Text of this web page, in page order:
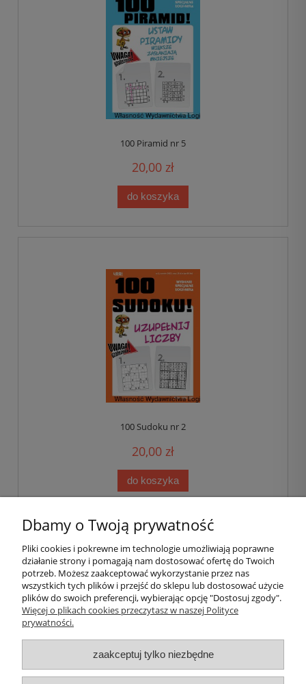
100 Piramid nr 5
20,00 zł
do koszyka
100 Sudoku nr 2
20,00 zł
do koszyka
« 1 2 »
Pomoc
Moje konto
Informacje
Dbamy o Twoją prywatność
Pliki cookies i pokrewne im technologie umożliwiają poprawne
działanie strony i pomagają nam dostosować ofertę do Twoich
potrzeb. Możesz zaakceptować wykorzystanie przez nas
wszystkich tych plików i przejść do sklepu lub dostosować użycie
plików do swoich preferencji, wybierając opcję "Dostosuj zgody".
Więcej o plikach cookies przeczytasz w naszej Polityce
prywatności.
zaakceptuj tylko niezbędne